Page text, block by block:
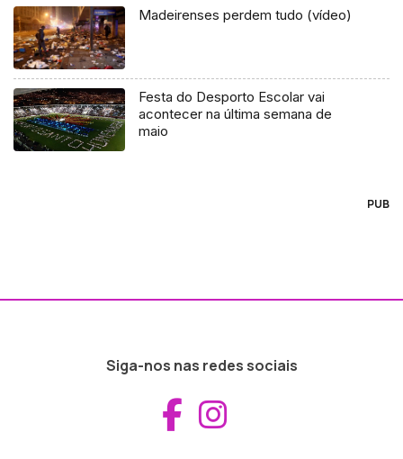
Madeirenses perdem tudo (vídeo)
Festa do Desporto Escolar vai
acontecer na última semana de
maio
PUB
Siga-nos nas redes sociais
Aceder ao